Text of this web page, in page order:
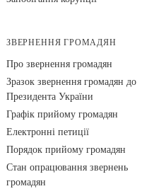
ЗВЕРНЕННЯ ГРОМАДЯН
Про звернення громадян
Зразок звернення громадян до
Президента України
Графік прийому громадян
Електронні петиції
Порядок прийому громадян
Стан опрацювання звернень
громадян